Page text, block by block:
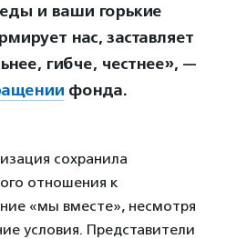
и ваши горькие
нас, заставляет
гибче, честнее», —
фонда.
сохранила
отношения к
«мы вместе», несмотря
условия. Представители